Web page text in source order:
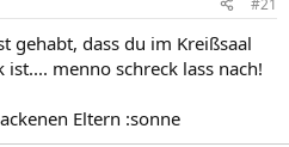
gehabt, dass du im Kreißsaal
menno schreck lass nach!
Eltern :sonne